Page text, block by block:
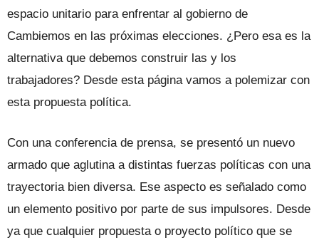
espacio unitario para enfrentar al gobierno de
Cambiemos en las próximas elecciones. ¿Pero esa es la
alternativa que debemos construir las y los
trabajadores? Desde esta página vamos a polemizar con
esta propuesta política.
Con una conferencia de prensa, se pre­sentó un nuevo
armado que aglutina a dis­tintas fuerzas políticas con una
trayectoria bien diversa. Ese aspecto es señalado como
un elemento positivo por parte de sus im­pulsores. Desde
ya que cualquier propuesta o proyecto político que se